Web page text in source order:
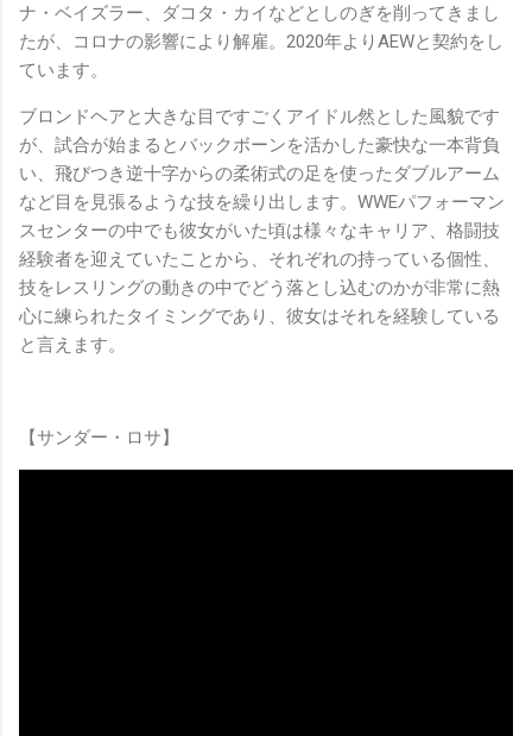
ナ・ベイズラー、ダコタ・カイなどとしのぎを削ってきまし
たが、コロナの影響により解雇。2020年よりAEWと契約をし
ています。
ブロンドヘアと大きな目ですごくアイドル然とした風貌です
が、試合が始まるとバックボーンを活かした豪快な一本背負
い、飛びつき逆十字からの柔術式の足を使ったダブルアーム
など目を見張るような技を繰り出します。WWEパフォーマン
スセンターの中でも彼女がいた頃は様々なキャリア、格闘技
経験者を迎えていたことから、それぞれの持っている個性、
技をレスリングの動きの中でどう落とし込むのかが非常に熱
心に練られたタイミングであり、彼女はそれを経験している
と言えます。
【サンダー・ロサ】